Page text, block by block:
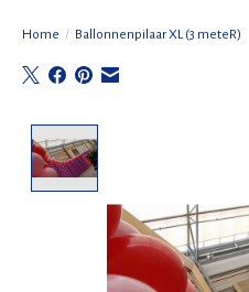
Home / Ballonnenpilaar XL (3 meteR)